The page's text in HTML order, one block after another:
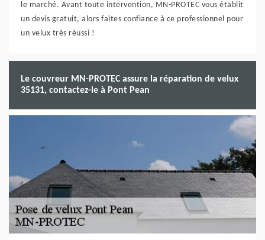
le marché. Avant toute intervention, MN-PROTEC vous établit
un devis gratuit, alors faites confiance à ce professionnel pour
un velux très réussi !
Le couvreur MN-PROTEC assure la réparation de velux
35131, contactez-le à Pont Pean